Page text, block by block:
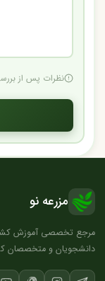
نظرات پس از
مزرعه نو
دانشجویان و متخصصان